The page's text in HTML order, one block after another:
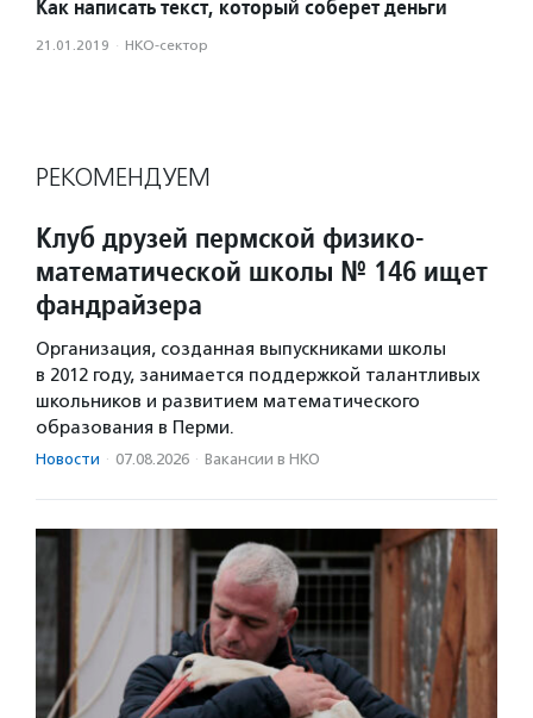
Как написать текст, который соберет деньги
21.01.2019 · НКО-сектор
РЕКОМЕНДУЕМ
Клуб друзей пермской физико-
математической школы № 146 ищет
фандрайзера
Организация, созданная выпускниками школы
в 2012 году, занимается поддержкой талантливых
школьников и развитием математического
образования в Перми.
Новости · 07.08.2026 · Вакансии в НКО